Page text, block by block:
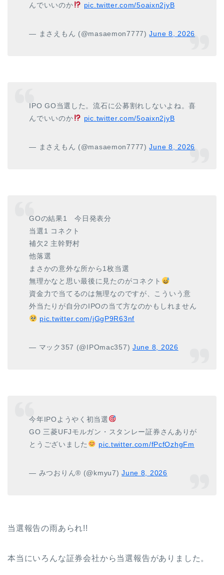
んでいいのか
pic.twitter.com/5oaixn2jyB
— まさえもん (@masaemon7777)June 8, 2026
IPO GO当選した。流石に公募割れしないよね。喜
んでいいのか
pic.twitter.com/5oaixn2jyB
— まさえもん (@masaemon7777)June 8, 2026
GOの結果1 今日発表分
当選1 コネクト
補欠2 主幹野村
他落選
まさかの意外な所から1枚当選
無理かなと思い最後に見たのがコネクト
資金力で当てるのは無理なのですが、こういう意
外当たりが自分のIPOの当て方なのかもしれません
pic.twitter.com/jGgP9R63nf
— マック357 (@IPOmac357)June 8, 2026
今年IPOようやく初当選
GO 三菱UFJモルガン・スタンレー証券さんありが
とうございました
pic.twitter.com/fPcfOzhgFm
— みつおりん® (@kmyu7)June 8, 2026
当選報告の雨あられ!!
本当にいろんな証券会社から当選報告がありました。